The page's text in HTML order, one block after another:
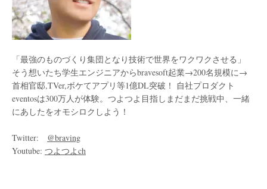
「最強のものづくり集団となり技術で世界をワクワクさせる」
そう想いたち学生エンジニアからbravesoft起業→200名規模に→
首相官邸,TVer,ボケてアプリ等1億DL突破！ 自社プロダクト
eventosは300万人が体験。つよつよ目指しまだまだ挑戦中、一緒
にあしたをオモシロクしよう！
Twitter: @braving
Youtube: つよつよch